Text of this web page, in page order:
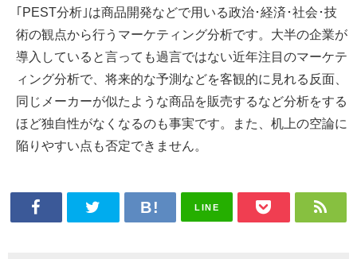
｢PEST分析｣は商品開発などで用いる政治･経済･社会･技
術の観点から行うマーケティング分析です。大半の企業が
導入していると言っても過言ではない近年注目のマーケテ
ィング分析で、将来的な予測などを客観的に見れる反面、
同じメーカーが似たような商品を販売するなど分析をする
ほど独自性がなくなるのも事実です。また、机上の空論に
陥りやすい点も否定できません。
LINE